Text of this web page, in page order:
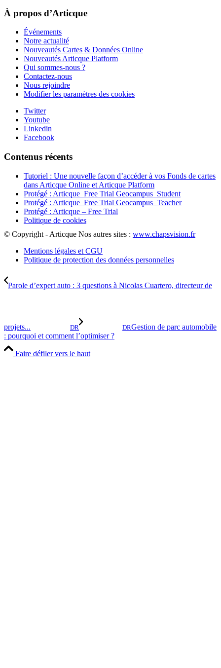
À propos d’Articque
Événements
Notre actualité
Nouveautés Cartes & Données Online
Nouveautés Articque Platform
Qui sommes-nous ?
Contactez-nous
Nous rejoindre
Modifier les paramètres des cookies
Twitter
Youtube
Linkedin
Facebook
Contenus récents
Tutoriel : Une nouvelle façon d’accéder à vos Fonds de cartes
dans Articque Online et Articque Platform
Protégé : Articque_Free Trial Geocampus_Student
Protégé : Articque_Free Trial Geocampus_Teacher
Protégé : Articque – Free Trial
Politique de cookies
© Copyright - Articque Nos autres sites : www.chapsvision.fr
Mentions légales et CGU
Politique de protection des données personnelles
Parole d’expert auto : 3 questions à Nicolas Cuartero, directeur de
projets... DR DRGestion de parc automobile
: pourquoi et comment l’optimiser ?
Faire défiler vers le haut